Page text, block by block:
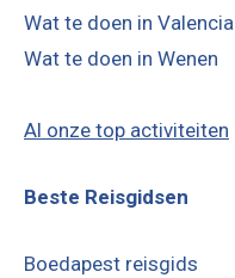
Wat te doen in Valencia
Wat te doen in Wenen
Al onze top activiteiten
Beste Reisgidsen
Boedapest reisgids